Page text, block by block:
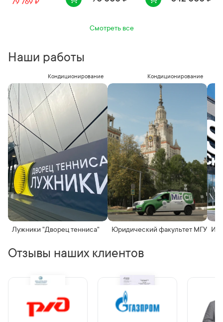
79 769 ₽
Смотреть все
Наши работы
Кондиционирование
Лужники "Дворец тенниса"
Кондиционирование
Юридический факультет МГУ
Отзывы наших клиентов